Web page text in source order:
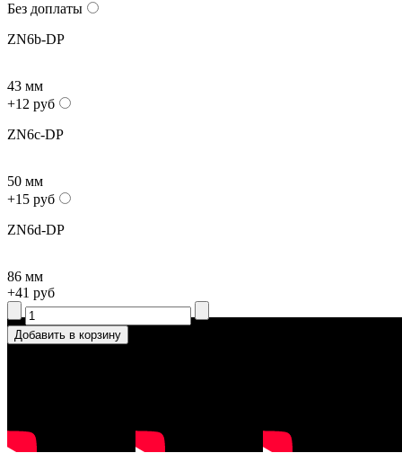
Без доплаты
ZN6b-DP
43 мм
+12 руб
ZN6c-DP
50 мм
+15 руб
ZN6d-DP
86 мм
+41 руб